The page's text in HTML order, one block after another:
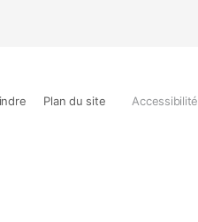
Plan du site Accessibilité